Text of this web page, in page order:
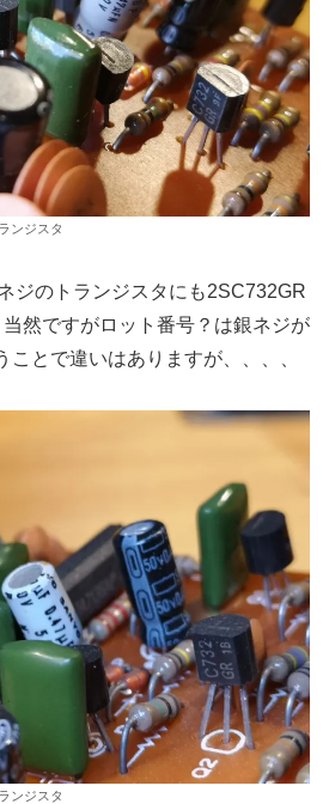
ンジスタ
ジのトランジスタにも2SC732GR
然ですがロット番号？は銀ネジが
とで違いはありますが、、、、
ンジスタ